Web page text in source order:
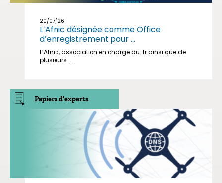
20/07/26
L’Afnic désignée comme Office
d’enregistrement pour ...
L’Afnic, association en charge du .fr ainsi que de
plusieurs ...
Papiers d'experts